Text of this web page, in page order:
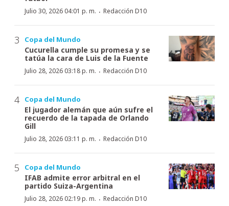
Julio 30, 2026 04:01 p. m. · Redacción D10
Copa del Mundo
Cucurella cumple su promesa y se
tatúa la cara de Luis de la Fuente
Julio 28, 2026 03:18 p. m. · Redacción D10
Copa del Mundo
El jugador alemán que aún sufre el
recuerdo de la tapada de Orlando
Gill
Julio 28, 2026 03:11 p. m. · Redacción D10
Copa del Mundo
IFAB admite error arbitral en el
partido Suiza-Argentina
Julio 28, 2026 02:19 p. m. · Redacción D10